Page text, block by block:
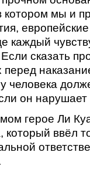
котором мы и
каждый
сказать
перед
человека
он
герое Ли
ввёл